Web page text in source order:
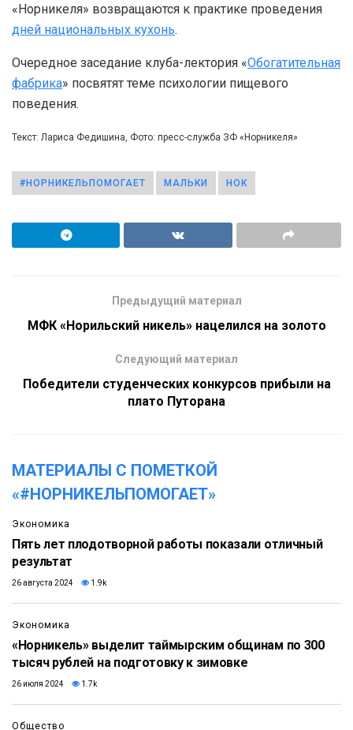
«Норникеля» возвращаются к практике проведения
дней национальных кухонь.
Очередное заседание клуба-лектория «Обогатительная
фабрика» посвятят теме психологии пищевого
поведения.
Текст: Лариса Федишина, Фото: пресс-служба ЗФ «Норникеля»
#НОРНИКЕЛЬПОМОГАЕТ МАЛЬКИ НОК
Предыдущий материал
МФК «Норильский никель» нацелился на золото
Следующий материал
Победители студенческих конкурсов прибыли на
плато Путорана
МАТЕРИАЛЫ С ПОМЕТКОЙ
«#НОРНИКЕЛЬПОМОГАЕТ»
Экономика
Пять лет плодотворной работы показали отличный
результат
26 августа 2024 1.9k
Экономика
«Норникель» выделит таймырским общинам по 300
тысяч рублей на подготовку к зимовке
26 июля 2024 1.7k
Общество